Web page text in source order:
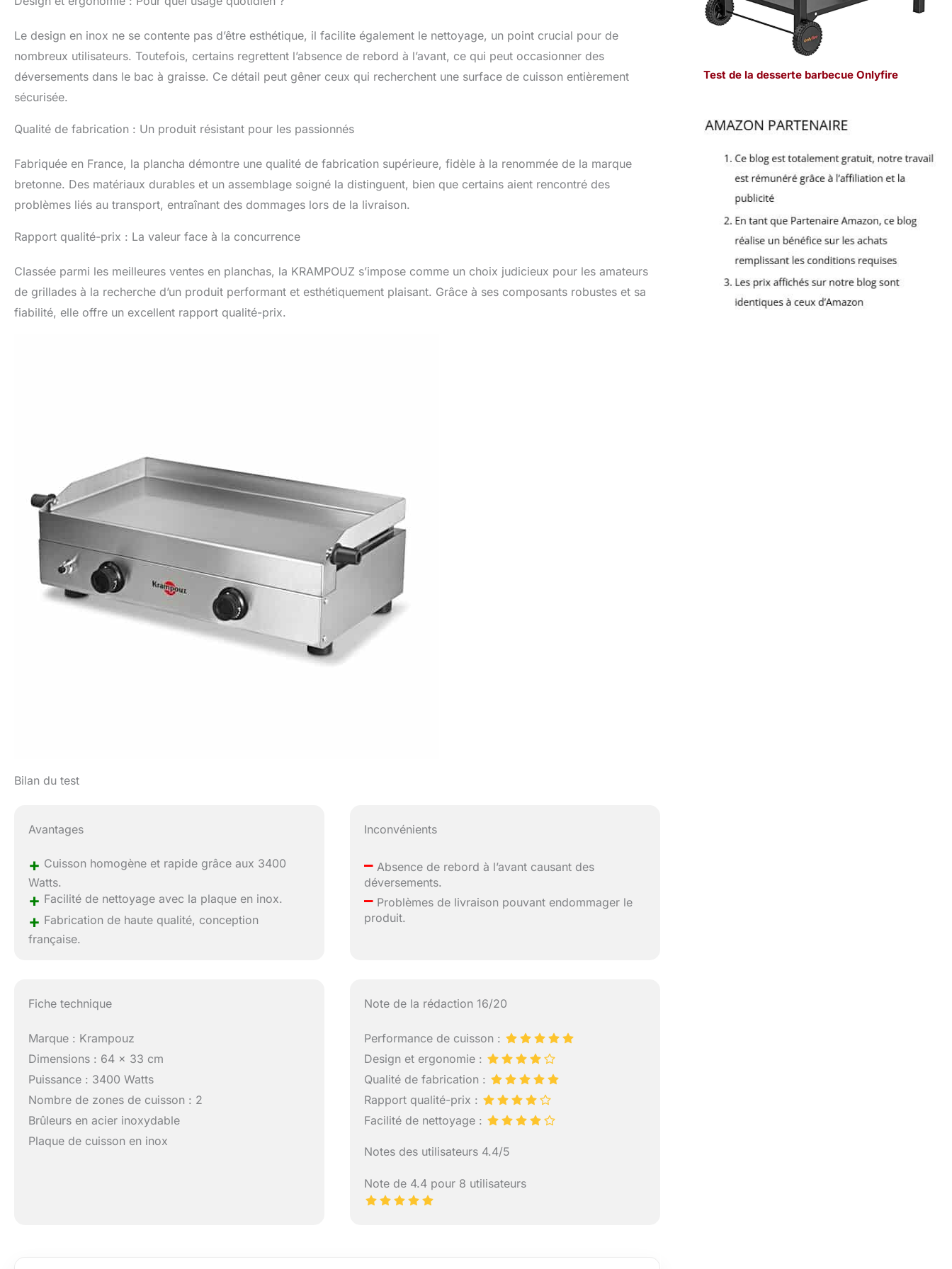
Le design en inox ne se contente pas d’être esthétique, il facilite également le nettoyage, un point crucial pour de
nombreux utilisateurs. Toutefois, certains regrettent l’absence de rebord à l’avant, ce qui peut occasionner des
déversements dans le bac à graisse. Ce détail peut gêner ceux qui recherchent une surface de cuisson entièrement
sécurisée.
Qualité de fabrication : Un produit résistant pour les passionnés
Fabriquée en France, la plancha démontre une qualité de fabrication supérieure, fidèle à la renommée de la marque
bretonne. Des matériaux durables et un assemblage soigné la distinguent, bien que certains aient rencontré des
problèmes liés au transport, entraînant des dommages lors de la livraison.
Rapport qualité-prix : La valeur face à la concurrence
Classée parmi les meilleures ventes en planchas, la KRAMPOUZ s’impose comme un choix judicieux pour les amateurs
de grillades à la recherche d’un produit performant et esthétiquement plaisant. Grâce à ses composants robustes et sa
fiabilité, elle offre un excellent rapport qualité-prix.
Bilan du test
Avantages
+ Cuisson homogène et rapide grâce aux 3400
Watts.
+ Facilité de nettoyage avec la plaque en inox.
+ Fabrication de haute qualité, conception
française.
Inconvénients
– Absence de rebord à l’avant causant des
déversements.
– Problèmes de livraison pouvant endommager le
produit.
Fiche technique
Marque : Krampouz
Dimensions : 64 x 33 cm
Puissance : 3400 Watts
Nombre de zones de cuisson : 2
Brûleurs en acier inoxydable
Plaque de cuisson en inox
Note de la rédaction 16/20
Performance de cuisson :
Design et ergonomie :
Qualité de fabrication :
Rapport qualité-prix :
Facilité de nettoyage :
Notes des utilisateurs 4.4/5
Note de 4.4 pour 8 utilisateurs
Test de la desserte barbecue Onlyfire